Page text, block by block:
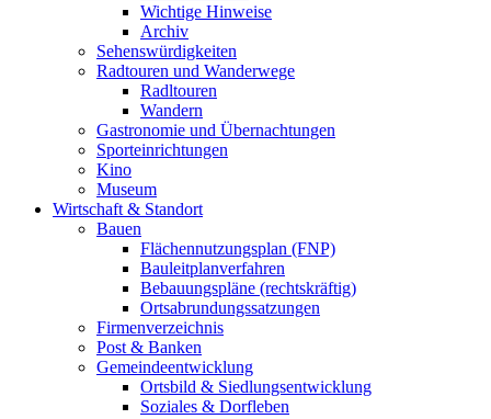
Wichtige Hinweise
Archiv
Sehenswürdigkeiten
Radtouren und Wanderwege
Radltouren
Wandern
Gastronomie und Übernachtungen
Sporteinrichtungen
Kino
Museum
Wirtschaft & Standort
Bauen
Flächennutzungsplan (FNP)
Bauleitplanverfahren
Bebauungspläne (rechtskräftig)
Ortsabrundungssatzungen
Firmenverzeichnis
Post & Banken
Gemeindeentwicklung
Ortsbild & Siedlungsentwicklung
Soziales & Dorfleben